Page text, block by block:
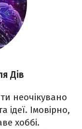
Дів
неочікувано
ідеї. Імовірно,
хоббі.